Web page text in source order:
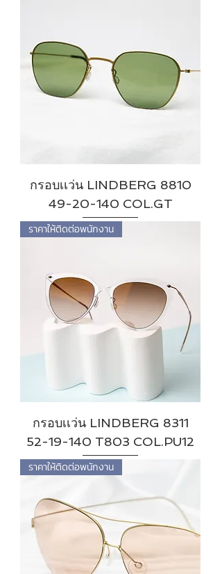
กรอบเเว่น LINDBERG 8810
49-20-140 COL.GT
ราคาให้ติดต่อพนักงาน
กรอบเเว่น LINDBERG 8311
52-19-140 T803 COL.PU12
ราคาให้ติดต่อพนักงาน